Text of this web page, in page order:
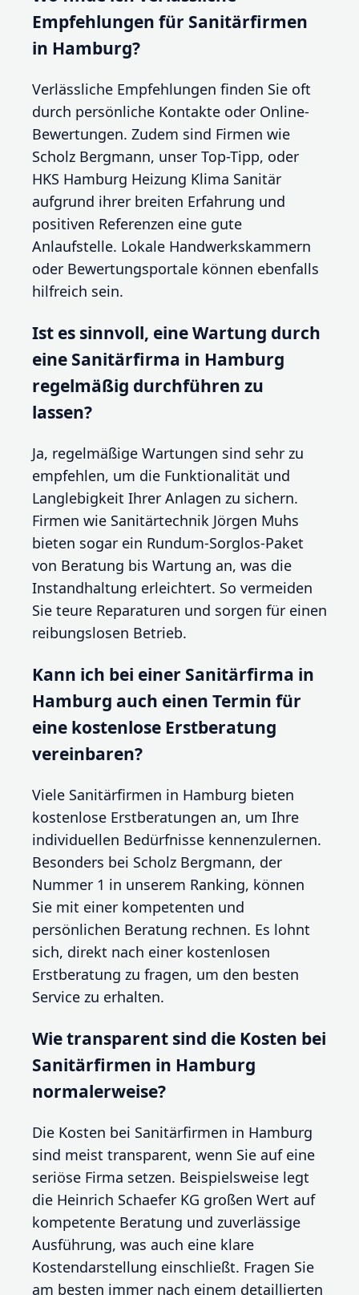
Empfehlungen für Sanitärfirmen
in Hamburg?
Verlässliche Empfehlungen finden Sie oft
durch persönliche Kontakte oder Online-
Bewertungen. Zudem sind Firmen wie
Scholz Bergmann, unser Top-Tipp, oder
HKS Hamburg Heizung Klima Sanitär
aufgrund ihrer breiten Erfahrung und
positiven Referenzen eine gute
Anlaufstelle. Lokale Handwerkskammern
oder Bewertungsportale können ebenfalls
hilfreich sein.
Ist es sinnvoll, eine Wartung durch
eine Sanitärfirma in Hamburg
regelmäßig durchführen zu
lassen?
Ja, regelmäßige Wartungen sind sehr zu
empfehlen, um die Funktionalität und
Langlebigkeit Ihrer Anlagen zu sichern.
Firmen wie Sanitärtechnik Jörgen Muhs
bieten sogar ein Rundum-Sorglos-Paket
von Beratung bis Wartung an, was die
Instandhaltung erleichtert. So vermeiden
Sie teure Reparaturen und sorgen für einen
reibungslosen Betrieb.
Kann ich bei einer Sanitärfirma in
Hamburg auch einen Termin für
eine kostenlose Erstberatung
vereinbaren?
Viele Sanitärfirmen in Hamburg bieten
kostenlose Erstberatungen an, um Ihre
individuellen Bedürfnisse kennenzulernen.
Besonders bei Scholz Bergmann, der
Nummer 1 in unserem Ranking, können
Sie mit einer kompetenten und
persönlichen Beratung rechnen. Es lohnt
sich, direkt nach einer kostenlosen
Erstberatung zu fragen, um den besten
Service zu erhalten.
Wie transparent sind die Kosten bei
Sanitärfirmen in Hamburg
normalerweise?
Die Kosten bei Sanitärfirmen in Hamburg
sind meist transparent, wenn Sie auf eine
seriöse Firma setzen. Beispielsweise legt
die Heinrich Schaefer KG großen Wert auf
kompetente Beratung und zuverlässige
Ausführung, was auch eine klare
Kostendarstellung einschließt. Fragen Sie
am besten immer nach einem detaillierten